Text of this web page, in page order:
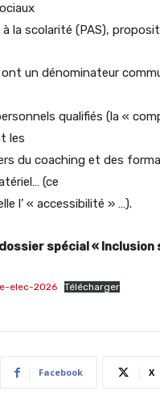
à la scolarité (PAS),
un dénominateur
qualifiés (la «
les
du coaching et des
(ce
l’ « accessibilité » …).
spécial « Inclusion
elec-2026 Télécharger
Facebook X